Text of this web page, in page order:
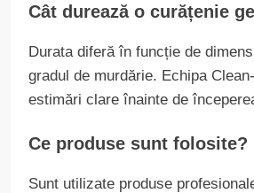
Cât durează o curățenie
Durata diferă în funcție de
gradul de murdărie. Echipa
estimări clare înainte de
Ce produse sunt folosite?
Sunt utilizate produse